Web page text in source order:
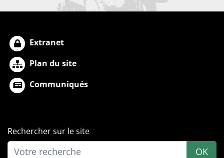
Extranet
Plan du site
Communiqués
Rechercher sur le site
OK